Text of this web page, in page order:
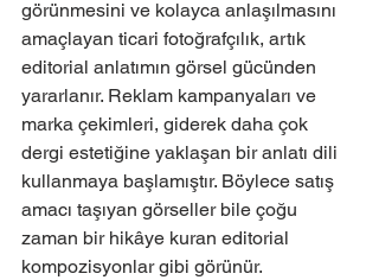
görünmesini ve kolayca anlaşılmasını
amaçlayan ticari fotoğrafçılık, artık
editorial anlatımın görsel gücünden
yararlanır. Reklam kampanyaları ve
marka çekimleri, giderek daha çok
dergi estetiğine yaklaşan bir anlatı dili
kullanmaya başlamıştır. Böylece satış
amacı taşıyan görseller bile çoğu
zaman bir hikâye kuran editorial
kompozisyonlar gibi görünür.